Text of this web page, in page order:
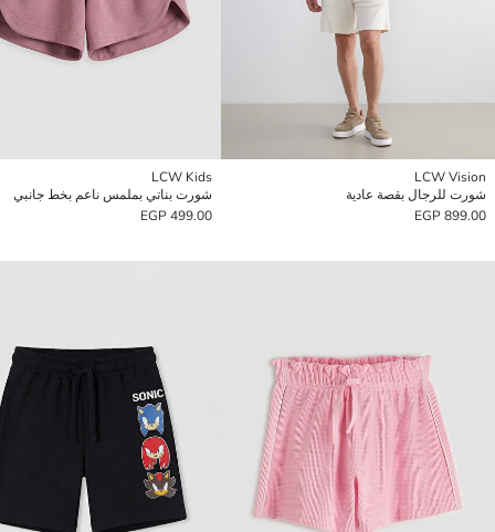
LCW Vision
شورت للرجال بقصة عادية
899.00 EGP
LCW Kids
شورت بناتي بملمس ناعم بخط جانبي
499.00 EGP